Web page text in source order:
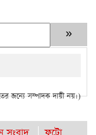
জন্যে সম্পাদক দায়ী নয়।)